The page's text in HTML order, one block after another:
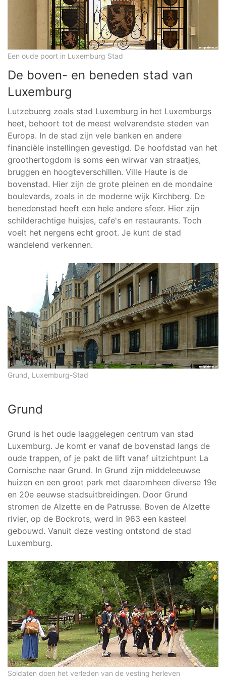
Een oude poort in Luxemburg Stad
De boven- en beneden stad van
Luxemburg
Lutzebuerg zoals stad Luxemburg in het Luxemburgs
heet, behoort tot de meest welvarendste steden van
Europa. In de stad zijn vele banken en andere
financiële instellingen gevestigd. De hoofdstad van het
groothertogdom is soms een wirwar van straatjes,
bruggen en hoogteverschillen. Ville Haute is de
bovenstad. Hier zijn de grote pleinen en de mondaine
boulevards, zoals in de moderne wijk Kirchberg. De
benedenstad heeft een hele andere sfeer. Hier zijn
schilderachtige huisjes, cafe's en restaurants. Toch
voelt het nergens echt groot. Je kunt de stad
wandelend verkennen.
Grund, Luxemburg-Stad
Grund
Grund is het oude laaggelegen centrum van stad
Luxemburg. Je komt er vanaf de bovenstad langs de
oude trappen, of je pakt de lift vanaf uitzichtpunt La
Cornische naar Grund. In Grund zijn middeleeuwse
huizen en een groot park met daaromheen diverse 19e
en 20e eeuwse stadsuitbreidingen. Door Grund
stromen de Alzette en de Patrusse. Boven de Alzette
rivier, op de Bockrots, werd in 963 een kasteel
gebouwd. Vanuit deze vesting ontstond de stad
Luxemburg.
Soldaten doen het verleden van de vesting herleven